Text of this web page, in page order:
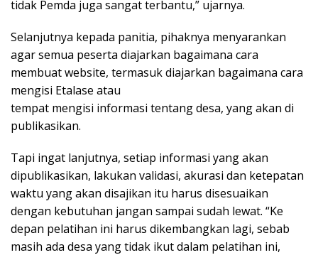
tidak Pemda juga sangat terbantu,” ujarnya.
Selanjutnya kepada panitia, pihaknya menyarankan
agar semua peserta diajarkan bagaimana cara
membuat website, termasuk diajarkan bagaimana cara
mengisi Etalase atau
tempat mengisi informasi tentang desa, yang akan di
publikasikan.
Tapi ingat lanjutnya, setiap informasi yang akan
dipublikasikan, lakukan validasi, akurasi dan ketepatan
waktu yang akan disajikan itu harus disesuaikan
dengan kebutuhan jangan sampai sudah lewat. “Ke
depan pelatihan ini harus dikembangkan lagi, sebab
masih ada desa yang tidak ikut dalam pelatihan ini,